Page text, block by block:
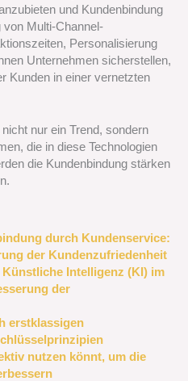
und Kundenbindung
Multi-Channel-
Personalisierung
Unternehmen sicherstellen,
Kunden in einer vernetzten
nur ein Trend, sondern
die in diese Technologien
die Kundenbindung stärken
durch Kundenservice:
der Kundenzufriedenheit
Intelligenz (KI) im
der
erstklassigen
nutzen könnt, um die